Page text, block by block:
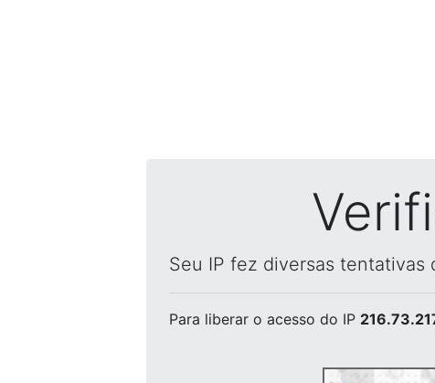
Seu IP fez diversas tentativas
Para liberar o acesso do IP